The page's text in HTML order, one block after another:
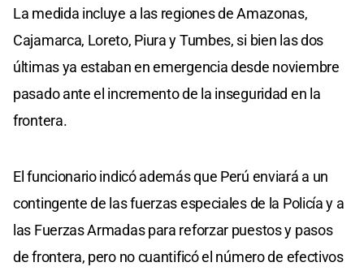
La medida incluye a las regiones de Amazonas,
Cajamarca, Loreto, Piura y Tumbes, si bien las dos
últimas ya estaban en emergencia desde noviembre
pasado ante el incremento de la inseguridad en la
frontera.
El funcionario indicó además que Perú enviará a un
contingente de las fuerzas especiales de la Policía y a
las Fuerzas Armadas para reforzar puestos y pasos
de frontera, pero no cuantificó el número de efectivos